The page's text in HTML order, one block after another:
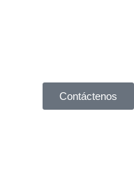
Contáctenos